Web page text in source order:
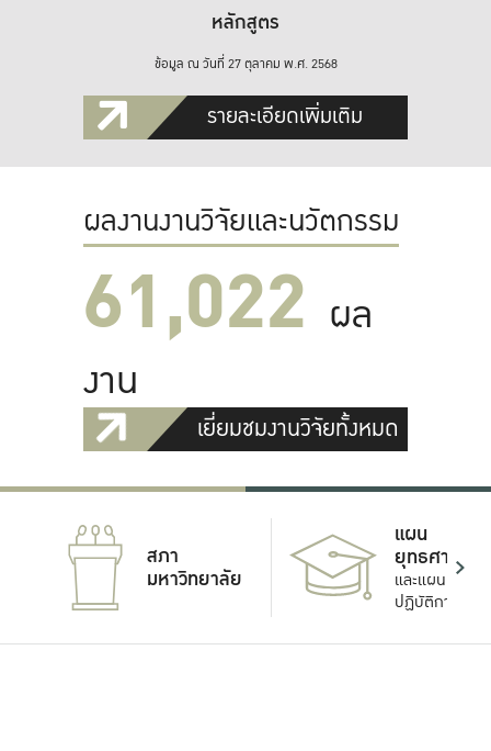
หลักสูตร
ข้อมูล ณ วันที่ 27 ตุลาคม พ.ศ. 2568
รายละเอียดเพิ่มเติม
ผลงานงานวิจัยและนวัตกรรม
61,022 ผล
งาน
เยี่ยมชมงานวิจัยทั้งหมด
สภา
มหาวิทยาลัย
แผน
ยุทธศาสตร์
และแผน
ปฏิบัติการ